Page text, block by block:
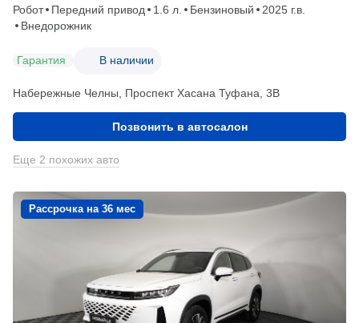
Робот Передний привод 1.6 л. Бензиновый
2025 г.в.
Внедорожник
Гарантия В наличии
Набережные Челны, Проспект Хасана Туфана, 3В
Позвонить в автосалон
Еще 2 похожих авто
Рассрочка на 36 мес